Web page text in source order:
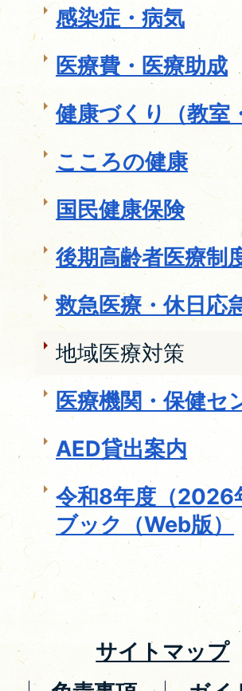
感染症・病気
医療費・医療助成
健康づくり（教室
こころの健康
国民健康保険
後期高齢者医療制
救急医療・休日応
地域医療対策
医療機関・保健セ
AED貸出案内
令和8年度（2026
ブック（Web版）
サイトマップ